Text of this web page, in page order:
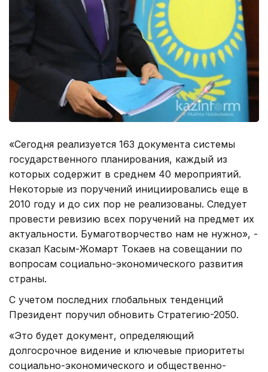
«Сегодня реализуется 163 документа системы
государственного планирования, каждый из
которых содержит в среднем 40 мероприятий.
Некоторые из поручений инициировались еще в
2010 году и до сих пор не реализованы. Следует
провести ревизию всех поручений на предмет их
актуальности. Бумаготворчество нам не нужно», -
сказал Касым-Жомарт Токаев на совещании по
вопросам социально-экономического развития
страны.
С учетом последних глобальных тенденций
Президент поручил обновить Стратегию-2050.
«Это будет документ, определяющий
долгосрочное видение и ключевые приоритеты
социально-экономического и общественно-